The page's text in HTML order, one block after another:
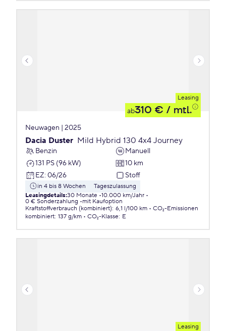
Leasing
ab310 € / mtl.
Neuwagen | 2025
Dacia Duster Mild Hybrid 130 4x4 Journey
Benzin
Manuell
131 PS (96 kW)
10 km
EZ: 06/26 Stoff
in 4 bis 8 Wochen
Tageszulassung
Leasingdetails:30 Monate 10.000 km/Jahr
0 € Sonderzahlung
mit Kaufoption
Kraftstoffverbrauch (kombiniert): 6,1 l/100 km
CO₂-Emissionen
kombiniert: 137 g/km CO₂-Klasse: E
Leasing